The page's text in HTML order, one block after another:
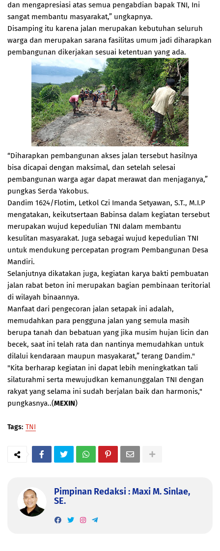
dan mengapresiasi atas semua pengabdian bapak TNI, Ini
sangat membantu masyarakat,” ungkapnya.
Disamping itu karena jalan merupakan kebutuhan seluruh
warga dan merupakan sarana fasilitas umum jadi diharapkan
pembangunan dikerjakan sesuai ketentuan yang ada.
“Diharapkan pembangunan akses jalan tersebut hasilnya
bisa dicapai dengan maksimal, dan setelah selesai
pembangunan warga agar dapat merawat dan menjaganya,”
pungkas Serda Yakobus.
Dandim 1624/Flotim, Letkol Czi Imanda Setyawan, S.T., M.I.P
mengatakan, keikutsertaan Babinsa dalam kegiatan tersebut
merupakan wujud kepedulian TNI dalam membantu
kesulitan masyarakat. Juga sebagai wujud kepedulian TNI
untuk mendukung percepatan program Pembangunan Desa
Mandiri.
Selanjutnya dikatakan juga, kegiatan karya bakti pembuatan
jalan rabat beton ini merupakan bagian pembinaan teritorial
di wilayah binaannya.
Manfaat dari pengecoran jalan setapak ini adalah,
memudahkan para pengguna jalan yang semula masih
berupa tanah dan bebatuan yang jika musim hujan licin dan
becek, saat ini telah rata dan nantinya memudahkan untuk
dilalui kendaraan maupun masyakarat,” terang Dandim."
"Kita berharap kegiatan ini dapat lebih meningkatkan tali
silaturahmi serta mewujudkan kemanunggalan TNI dengan
rakyat yang selama ini sudah berjalan baik dan harmonis,"
pungkasnya..(MEXIN)
Tags: TNI
Pimpinan Redaksi : Maxi M. Sinlae,
SE.